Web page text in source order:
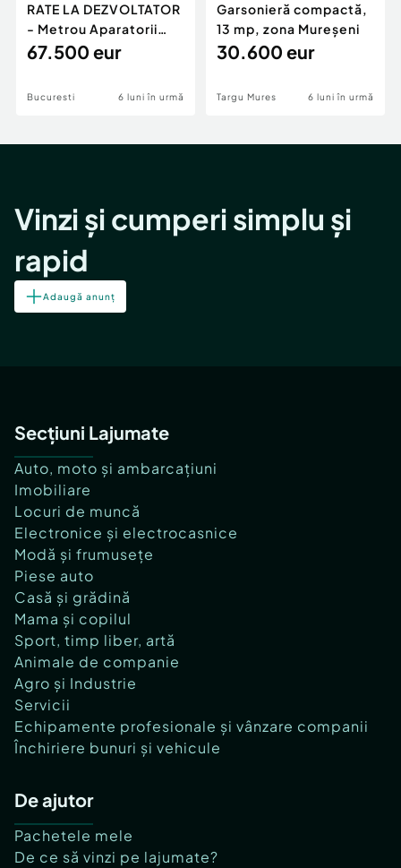
RATE LA DEZVOLTATOR
- Metrou Aparatorii
Patriei -
67.500 eur
Bucuresti 6 luni în urmă
Garsonieră compactă,
13 mp, zona Mureșeni
30.600 eur
Targu Mures 6 luni în urmă
Vinzi și cumperi simplu și
rapid
Adaugă anunț
Secțiuni Lajumate
Auto, moto și ambarcațiuni
Imobiliare
Locuri de muncă
Electronice și electrocasnice
Modă și frumusețe
Piese auto
Casă și grădină
Mama și copilul
Sport, timp liber, artă
Animale de companie
Agro și Industrie
Servicii
Echipamente profesionale și vânzare companii
Închiriere bunuri și vehicule
De ajutor
Pachetele mele
De ce să vinzi pe lajumate?